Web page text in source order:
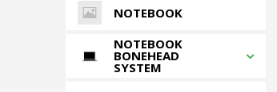
NOTEBOOK
NOTEBOOK
BONEHEAD
SYSTEM